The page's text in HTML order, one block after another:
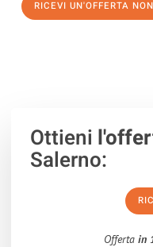
RICEVI UN'OFFERTA
Ottieni
Salerno:
Offerta in